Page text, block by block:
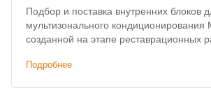
Подбор и поставка внутренних блоков
мультизонального кондиционирования
созданной на этапе реставрационных
Подробнее